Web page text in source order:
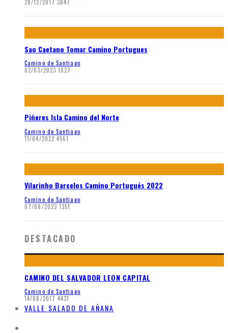
28/12/2017 3847
Sao Caetano Tomar Camino Portugues
Camino de Santiago
02/03/2023 1827
Piñeres Isla Camino del Norte
Camino de Santiago
11/04/2022 4561
Vilarinho Barcelos Camino Portugués 2022
Camino de Santiago
07/08/2023 1351
DESTACADO
CAMINO DEL SALVADOR LEON CAPITAL
Camino de Santiago
14/08/2017 4431
VALLE SALADO DE AÑANA